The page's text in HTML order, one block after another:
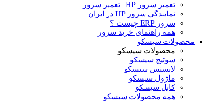
تعمیر سرور HP | تعمیر سرور
نمایندگی سرور HP در ایران
سرور ERP چیست ؟
همه راهنمای خرید سرور
محصولات سیسکو
محصولات سیسکو
سوئیچ سیسکو
لایسنس سیسکو
ماژول سیسکو
کابل سیسکو
همه محصولات سیسکو